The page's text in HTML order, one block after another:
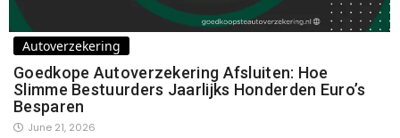
Autoverzekering
Goedkope Autoverzekering Afsluiten: Hoe
Slimme Bestuurders Jaarlijks Honderden Euro’s
Besparen
June 21, 2026